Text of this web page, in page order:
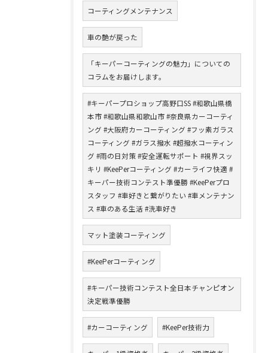
コーティングメンテナンス
車の艶が戻った
「キーパーコーティングの魅力」についての
コラムをお届けします。
#キーパープロショップ高野口SS #和歌山県橋
本市 #和歌山県和歌山市 #奈良県カーコーティ
ング #大阪府カーコーティング #フッ素ガラス
コーティング #ガラス撥水 #超撥水コーティン
グ #雨の日対策 #安全運転サポート #視界スッ
キリ #KeePerコーティング #カーライフ快適 #
キーパー技術コンテスト準優勝 #KeePerプロ
スタッフ #車好きと繋がりたい #車メンテナン
ス #車のある生活 #洗車好き
マット塗装コーティング
#KeePerコーティング
#キーパー技術コンテスト全日本チャンピオン
決定戦準優勝
#カーコーティング #KeePer技術力